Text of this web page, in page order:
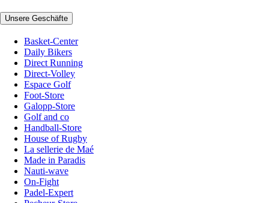
Unsere Geschäfte
Basket-Center
Daily Bikers
Direct Running
Direct-Volley
Espace Golf
Foot-Store
Galopp-Store
Golf and co
Handball-Store
House of Rugby
La sellerie de Maé
Made in Paradis
Nauti-wave
On-Fight
Padel-Expert